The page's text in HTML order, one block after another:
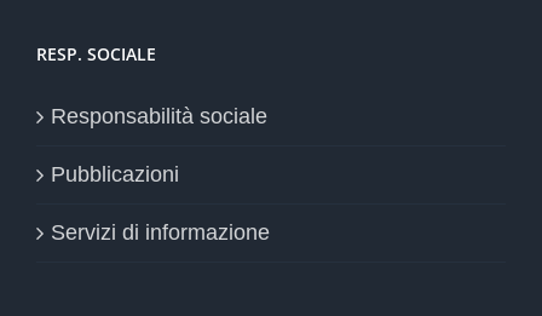
RESP. SOCIALE
Responsabilità sociale
Pubblicazioni
Servizi di informazione